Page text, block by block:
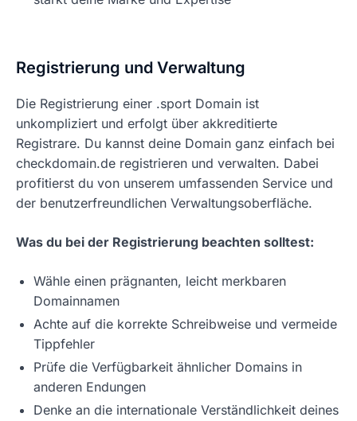
Registrierung und Verwaltung
Die Registrierung einer .sport Domain ist
unkompliziert und erfolgt über akkreditierte
Registrare. Du kannst deine Domain ganz einfach bei
checkdomain.de registrieren und verwalten. Dabei
profitierst du von unserem umfassenden Service und
der benutzerfreundlichen Verwaltungsoberfläche.
Was du bei der Registrierung beachten solltest:
Wähle einen prägnanten, leicht merkbaren
Domainnamen
Achte auf die korrekte Schreibweise und vermeide
Tippfehler
Prüfe die Verfügbarkeit ähnlicher Domains in
anderen Endungen
Denke an die internationale Verständlichkeit deines